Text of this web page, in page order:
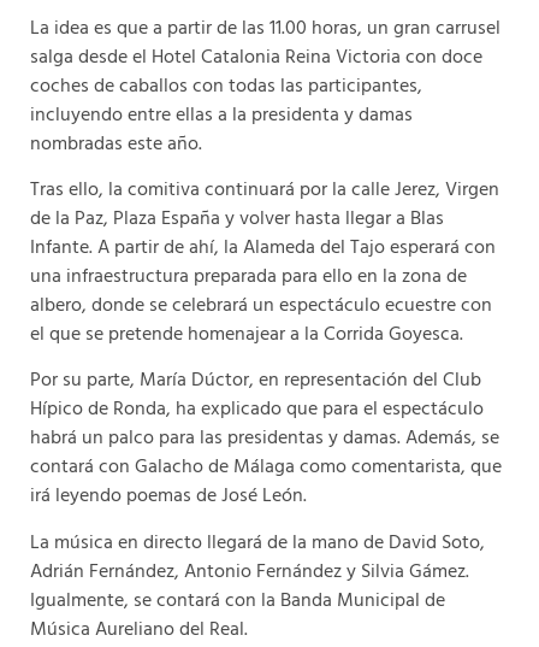
La idea es que a partir de las 11.00 horas, un gran carrusel
salga desde el Hotel Catalonia Reina Victoria con doce
coches de caballos con todas las participantes,
incluyendo entre ellas a la presidenta y damas
nombradas este año.
Tras ello, la comitiva continuará por la calle Jerez, Virgen
de la Paz, Plaza España y volver hasta llegar a Blas
Infante. A partir de ahí, la Alameda del Tajo esperará con
una infraestructura preparada para ello en la zona de
albero, donde se celebrará un espectáculo ecuestre con
el que se pretende homenajear a la Corrida Goyesca.
Por su parte, María Dúctor, en representación del Club
Hípico de Ronda, ha explicado que para el espectáculo
habrá un palco para las presidentas y damas. Además, se
contará con Galacho de Málaga como comentarista, que
irá leyendo poemas de José León.
La música en directo llegará de la mano de David Soto,
Adrián Fernández, Antonio Fernández y Silvia Gámez.
Igualmente, se contará con la Banda Municipal de
Música Aureliano del Real.